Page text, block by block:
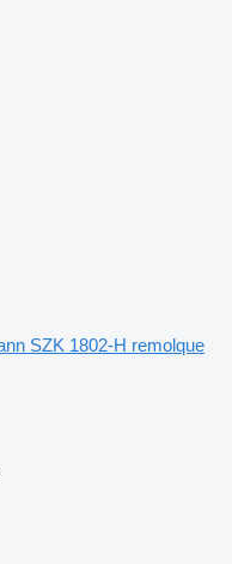
SZK 1802-H remolque